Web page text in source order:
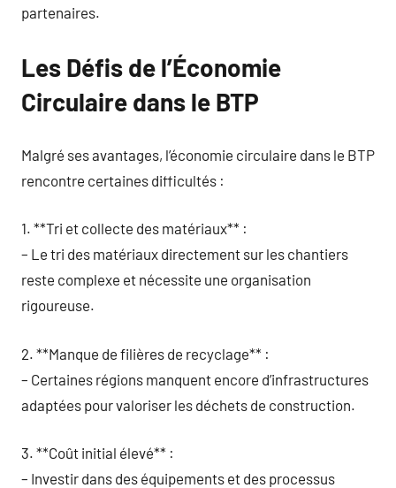
partenaires.
Les Défis de l’Économie
Circulaire dans le BTP
Malgré ses avantages, l’économie circulaire dans le BTP
rencontre certaines difficultés :
1. **Tri et collecte des matériaux** :
– Le tri des matériaux directement sur les chantiers
reste complexe et nécessite une organisation
rigoureuse.
2. **Manque de filières de recyclage** :
– Certaines régions manquent encore d’infrastructures
adaptées pour valoriser les déchets de construction.
3. **Coût initial élevé** :
– Investir dans des équipements et des processus